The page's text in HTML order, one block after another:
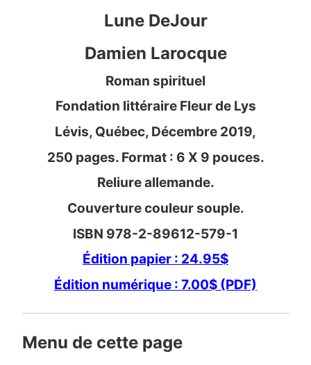
Lune DeJour
Damien Larocque
Roman spirituel
Fondation littéraire Fleur de Lys
Lévis, Québec, Décembre 2019,
250 pages. Format : 6 X 9 pouces.
Reliure allemande.
Couverture couleur souple.
ISBN 978-2-89612-579-1
Édition papier : 24.95$
Édition numérique : 7.00$ (PDF)
Menu de cette page